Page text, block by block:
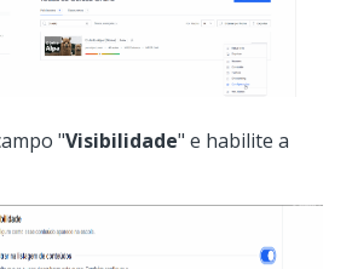
"Visibilidade" e habilite a